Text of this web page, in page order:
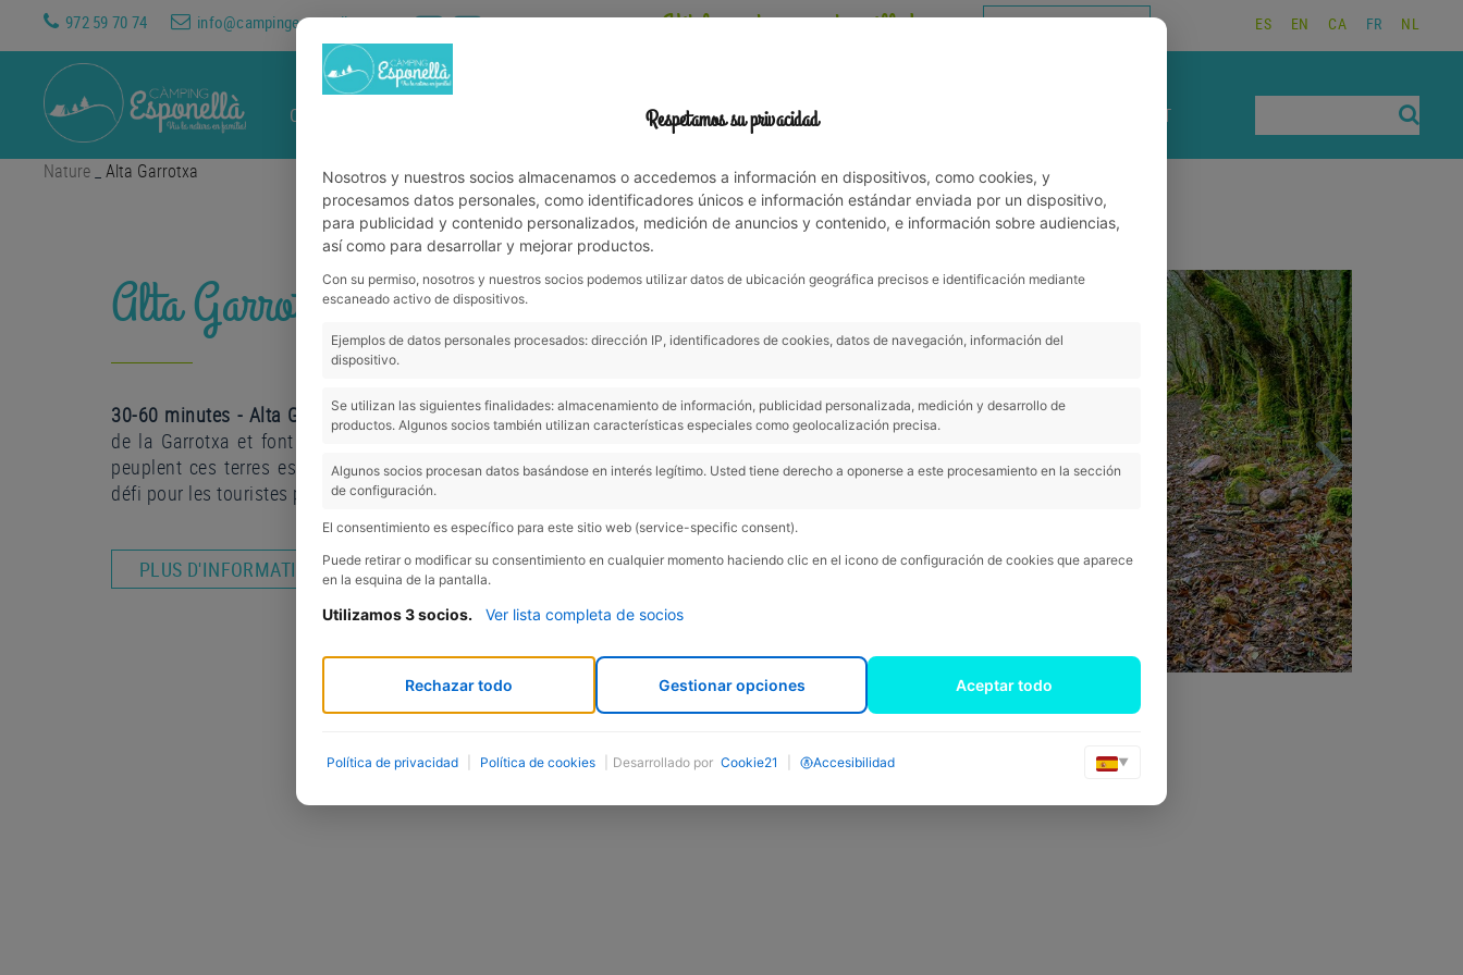
972 59 70 74 info@campingesponella.com ES EN CA FR NL
Vit la nature en famille!
CAMPING ENVIRONNEMENT OFFRES ET NOUVELLES CONTACT
Nature Alta Garrotxa
Alta Garrotxa
30-60 minutes - Alta Garrotxa:les terres sauvages qui s'étendent au nord
de la Garrotxa et font partie de l'Alt Empordà et du Ripollès. Les forêts
peuplent ces terres escarpées et avec très peu d'empreinte humaine. Un
défi pour les touristes plus randonneurs!
PLUS D'INFORMATIONS
Previous Next
Respetamos su privacidad
Nosotros y nuestros socios almacenamos o accedemos a información en dispositivos, como cookies, y
procesamos datos personales, como identificadores únicos e información estándar enviada por un dispositivo,
para publicidad y contenido personalizados, medición de anuncios y contenido, e información sobre audiencias,
así como para desarrollar y mejorar productos.
Con su permiso, nosotros y nuestros socios podemos utilizar datos de ubicación geográfica precisos e identificación mediante
escaneado activo de dispositivos.
Ejemplos de datos personales procesados: dirección IP, identificadores de cookies, datos de navegación, información del
dispositivo.
Se utilizan las siguientes finalidades: almacenamiento de información, publicidad personalizada, medición y desarrollo de
productos. Algunos socios también utilizan características especiales como geolocalización precisa.
Algunos socios procesan datos basándose en interés legítimo. Usted tiene derecho a oponerse a este procesamiento en la sección
de configuración.
El consentimiento es específico para este sitio web (service-specific consent).
Puede retirar o modificar su consentimiento en cualquier momento haciendo clic en el icono de configuración de cookies que aparece
en la esquina de la pantalla.
Utilizamos 3 socios. Ver lista completa de socios
Rechazar todo Gestionar opciones Aceptar todo
Política de privacidad Política de cookies Desarrollado por Cookie21 Accesibilidad ▼